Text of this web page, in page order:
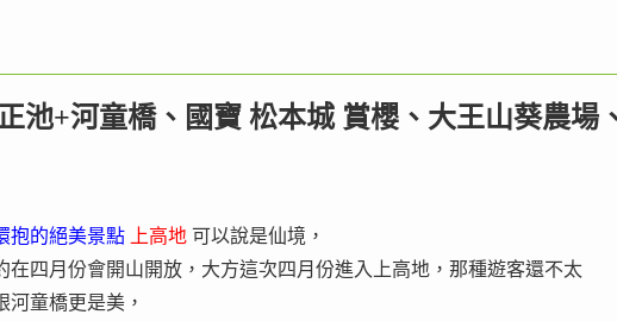
池+河童橋、國寶 松本城 賞櫻、大王山葵農場
抱的絕美景點 上高地 可以說是仙境，
在四月份會開山開放，大方這次四月份進入上高地，那種遊客還不太
童橋更是美，